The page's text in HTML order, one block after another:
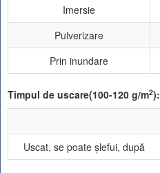
Imersie
Pulverizare
Prin inundare
Timpul de uscare(100-120 g/m2):
Uscat, se poate şlefui, după